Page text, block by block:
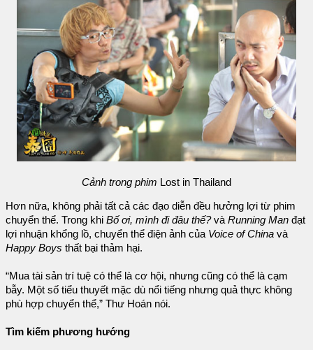
Cảnh trong phim Lost in Thailand
Hơn nữa, không phải tất cả các đạo diễn đều hưởng lợi từ phim
chuyển thể. Trong khi Bố ơi, mình đi đâu thế?vàRunning Man đạt
lợi nhuận khổng lồ, chuyển thể điện ảnh của Voice of China và
Happy Boys thất bại thảm hại.
“Mua tài sản trí tuệ có thể là cơ hội, nhưng cũng có thể là cạm
bẫy. Một số tiểu thuyết mặc dù nổi tiếng nhưng quả thực không
phù hợp chuyển thể,” Thư Hoán nói.
Tìm kiếm phương hướng